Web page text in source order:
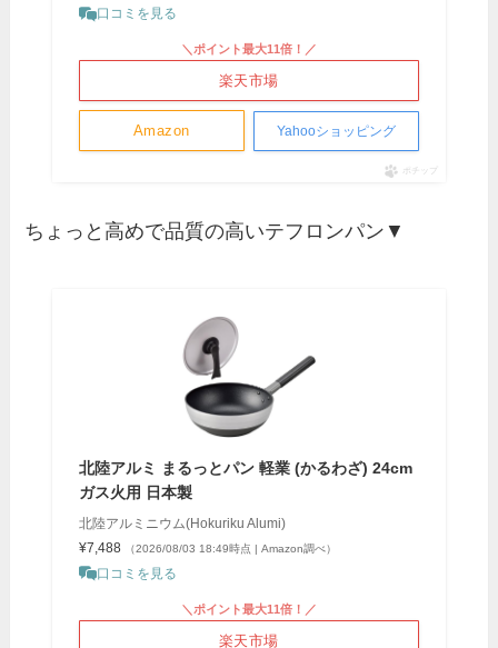
口コミを見る
Amazon
＼ポイント最大11倍！／
楽天市場
Yahooショッピング
ポチップ
ちょっと高めで品質の高いテフロンパン▼
北陸アルミ まるっとパン 軽業 (かるわざ) 24cm
ガス火用 日本製
北陸アルミニウム(Hokuriku Alumi)
¥7,488
（2026/08/03 18:49時点 | Amazon調べ）
口コミを見る
＼ポイント最大11倍！／
楽天市場